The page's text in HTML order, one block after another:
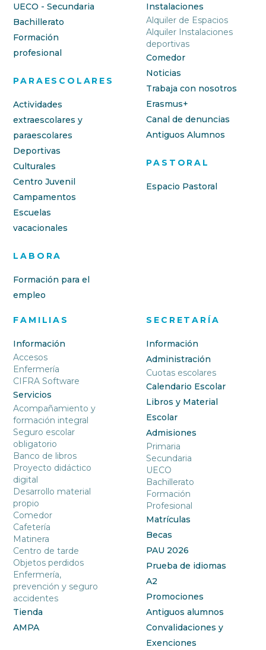
UECO - Secundaria
Bachillerato
Formación
profesional
PARAESCOLARES
Actividades
extraescolares y
paraescolares
Deportivas
Culturales
Centro Juvenil
Campamentos
Escuelas
vacacionales
LABORA
Formación para el
empleo
Instalaciones
Alquiler de Espacios
Alquiler Instalaciones
deportivas
Comedor
Noticias
Trabaja con nosotros
Erasmus+
Canal de denuncias
Antiguos Alumnos
PASTORAL
Espacio Pastoral
FAMILIAS
Información
Accesos
Enfermería
CIFRA Software
Servicios
Acompañamiento y
formación integral
Seguro escolar
obligatorio
Banco de libros
Proyecto didáctico
digital
Desarrollo material
propio
Comedor
Cafetería
Matinera
Centro de tarde
Objetos perdidos
Enfermería,
prevención y seguro
accidentes
Tienda
AMPA
SECRETARÍA
Información
Administración
Cuotas escolares
Calendario Escolar
Libros y Material
Escolar
Admisiones
Primaria
Secundaria
UECO
Bachillerato
Formación
Profesional
Matrículas
Becas
PAU 2026
Prueba de idiomas
A2
Promociones
Antiguos alumnos
Convalidaciones y
Exenciones